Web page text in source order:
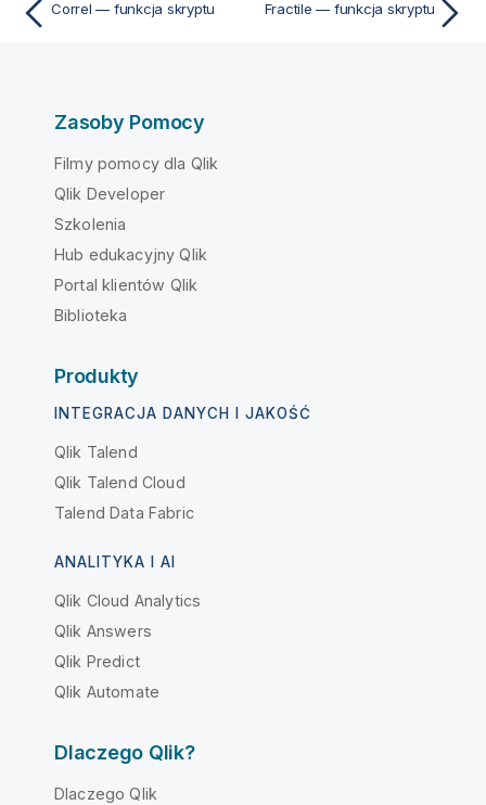
Correl — funkcja skryptu Fractile — funkcja skryptu
Zasoby Pomocy
Filmy pomocy dla Qlik
Qlik Developer
Szkolenia
Hub edukacyjny Qlik
Portal klientów Qlik
Biblioteka
Produkty
INTEGRACJA DANYCH I JAKOŚĆ
Qlik Talend
Qlik Talend Cloud
Talend Data Fabric
ANALITYKA I AI
Qlik Cloud Analytics
Qlik Answers
Qlik Predict
Qlik Automate
Dlaczego Qlik?
Dlaczego Qlik